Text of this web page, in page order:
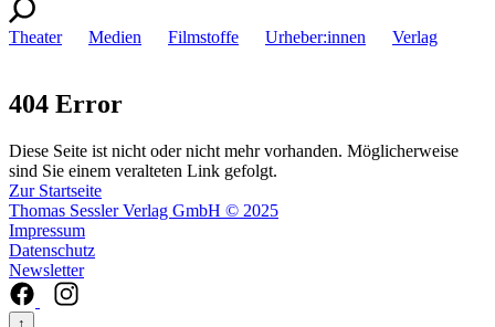
Theater Medien Filmstoffe Urheber:innen Verlag
404 Error
Diese Seite ist nicht oder nicht mehr vorhanden. Möglicherweise
sind Sie einem veralteten Link gefolgt.
Zur Startseite
Thomas Sessler Verlag GmbH © 2025
Impressum
Datenschutz
Newsletter
↑